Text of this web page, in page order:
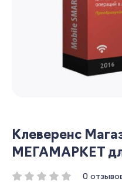
Клеверенс
МЕГАМАРКЕТ
0